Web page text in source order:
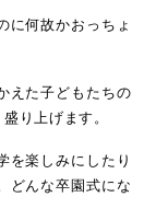
に何故かおっちょ
えた子どもたちの
り上げます。
を楽しみにしたり
どんな卒園式にな